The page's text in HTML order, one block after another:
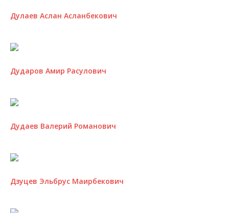
Дулаев Аслан Асланбекович
Дударов Амир Расулович
Дудаев Валерий Романович
Дзуцев Эльбрус Маирбекович